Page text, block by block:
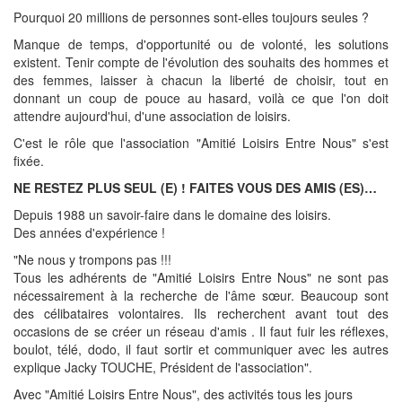
Pourquoi 20 millions de personnes sont-elles toujours seules ?
Manque de temps, d'opportunité ou de volonté, les solutions
existent. Tenir compte de l'évolution des souhaits des hommes et
des femmes, laisser à chacun la liberté de choisir, tout en
donnant un coup de pouce au hasard, voilà ce que l'on doit
attendre aujourd'hui, d'une association de loisirs.
C'est le rôle que l'association "Amitié Loisirs Entre Nous" s'est
fixée.
NE RESTEZ PLUS SEUL (E) ! FAITES VOUS DES AMIS (ES)…
Depuis 1988 un savoir-faire dans le domaine des loisirs.
Des années d'expérience !
"Ne nous y trompons pas !!!
Tous les adhérents de "Amitié Loisirs Entre Nous" ne sont pas
nécessairement à la recherche de l'âme sœur. Beaucoup sont
des célibataires volontaires. Ils recherchent avant tout des
occasions de se créer un réseau d'amis . Il faut fuir les réflexes,
boulot, télé, dodo, il faut sortir et communiquer avec les autres
explique Jacky TOUCHE, Président de l'association".
Avec "Amitié Loisirs Entre Nous", des activités tous les jours